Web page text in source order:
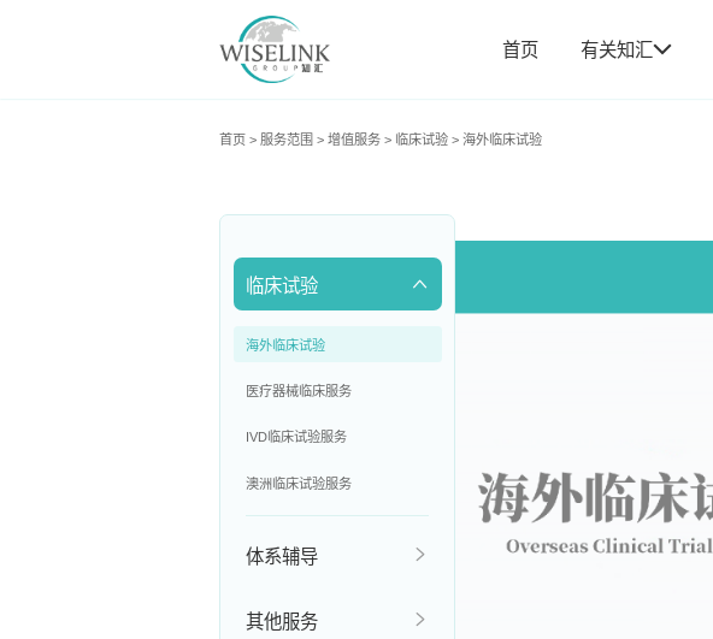
首页 有关知汇
首页 > 服务范围 > 增值服务 > 临床试验 > 海外临床试验
临床试验
海外临床试验
医疗器械临床服务
IVD临床试验服务
澳洲临床试验服务
体系辅导
其他服务